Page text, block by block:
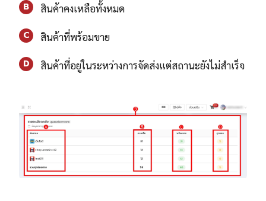
B สินค้าคงเหลือทั้งหมด
C สินค้าที่พร้อมขาย
D สินค้าที่อยู่ในระหว่างการจัดส่งแต่สถานะยังไม่สำเร็จ